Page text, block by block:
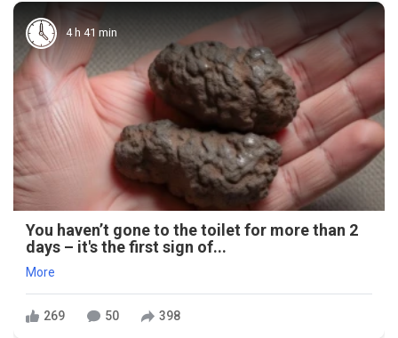
4 h 41 min
You haven’t gone to the toilet for more than 2
days – it's the first sign of...
More
269 50 398